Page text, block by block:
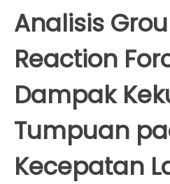
Analisis
Reaction
Dampak
Tumpuan
Kecepatan